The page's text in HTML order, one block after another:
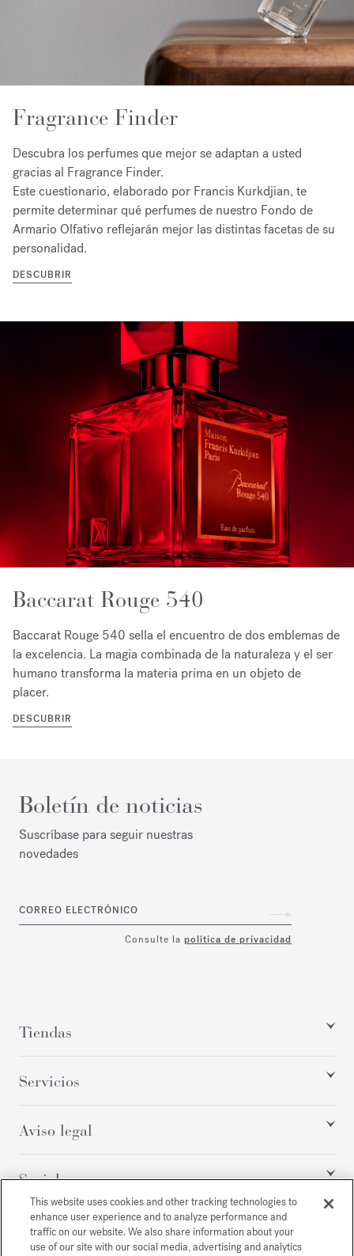
Fragrance Finder
Descubra los perfumes que mejor se adaptan a usted
gracias al Fragrance Finder.
Este cuestionario, elaborado por Francis Kurkdjian, te
permite determinar qué perfumes de nuestro Fondo de
Armario Olfativo reflejarán mejor las distintas facetas de su
personalidad.
DESCUBRIR
Baccarat Rouge 540
Baccarat Rouge 540 sella el encuentro de dos emblemas de
la excelencia. La magia combinada de la naturaleza y el ser
humano transforma la materia prima en un objeto de
placer.
DESCUBRIR
Boletín de noticias
Suscríbase para seguir nuestras
novedades
CORREO ELECTRÓNICO
Consulte la política de privacidad
Tiendas
Servicios
Aviso legal
Social
Todos los derechos reservados
This website uses cookies and other tracking technologies to
enhance user experience and to analyze performance and
traffic on our website. We also share information about your
use of our site with our social media, advertising and analytics